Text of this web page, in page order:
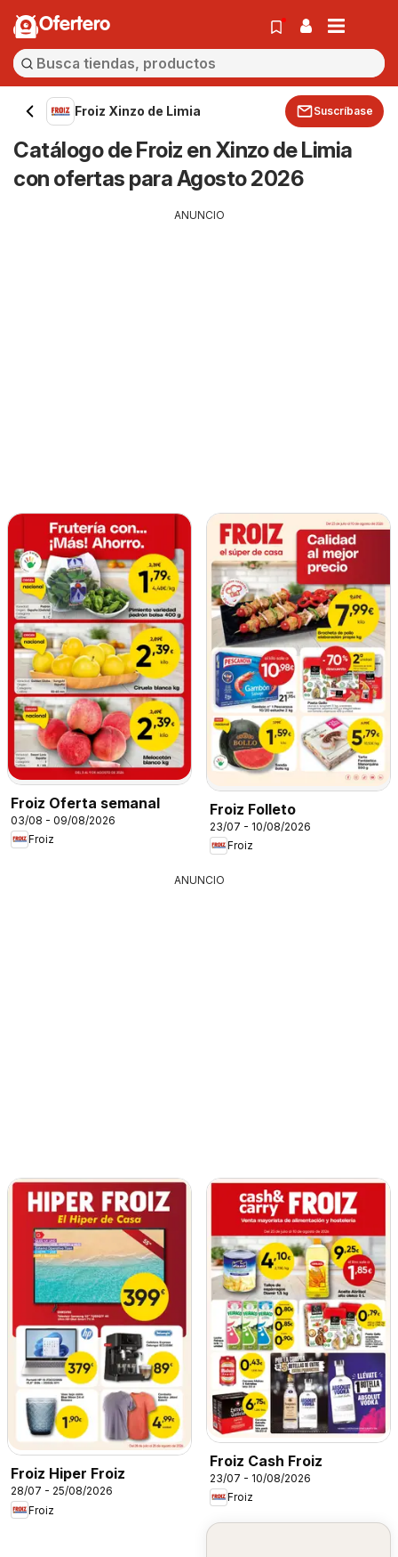
Ofertero
Froiz Xinzo de Limia Suscríbase
Catálogo de Froiz en Xinzo de Limia
con ofertas para Agosto 2026
ANUNCIO
Froiz Oferta semanal
03/08 - 09/08/2026
Froiz
Froiz Folleto
23/07 - 10/08/2026
Froiz
ANUNCIO
Froiz Hiper Froiz
28/07 - 25/08/2026
Froiz
Froiz Cash Froiz
23/07 - 10/08/2026
Froiz